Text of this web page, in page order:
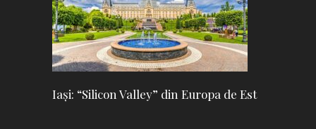
Iași: “Silicon Valley” din Europa de Est